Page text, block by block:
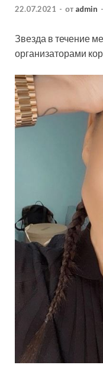
22.07.2021 - от admin -
Звезда в течение
организаторами